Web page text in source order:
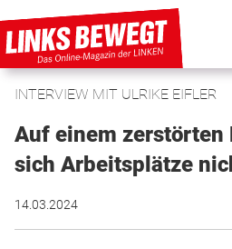
PARTEI IN BEWEGUNG
PROGRAMMDEBATTE
INTERVIEW MIT ULRIKE EIFLER
Auf einem zerstörten
sich Arbeitsplätze
14.03.2024